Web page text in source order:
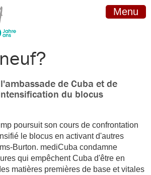
Menu
de Cuba et de
du blocus
poursuit son cours de confrontation
le blocus en activant d'autres
Burton. mediCuba condamne
qui empêchent Cuba d'être en
matières premières de base et vitales